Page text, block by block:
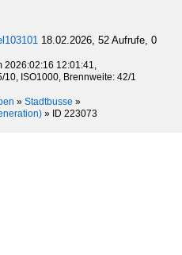
18.02.2026, 52 Aufrufe, 0
2026:02:16 12:01:41,
ISO1000, Brennweite: 42/1
» Stadtbusse »
» ID 223073